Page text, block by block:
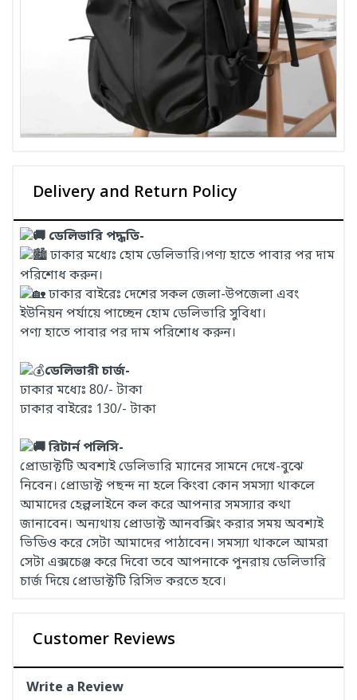
Delivery and Return Policy
ডেলিভারি পদ্ধতি-
ঢাকার মধ্যেঃ হোম ডেলিভারি।পণ্য হাতে পাবার পর দাম
পরিশোধ করুন।
ঢাকার বাইরেঃ দেশের সকল জেলা-উপজেলা এবং
ইউনিয়ন পর্যায়ে পাচ্ছেন হোম ডেলিভারি সুবিধা।
পণ্য হাতে পাবার পর দাম পরিশোধ করুন।
ডেলিভারী চার্জ-
ঢাকার মধ্যেঃ 80/- টাকা
ঢাকার বাইরেঃ 130/- টাকা
রিটার্ন পলিসি-
প্রোডাক্টটি অবশ্যই ডেলিভারি ম্যানের সামনে দেখে-বুঝে
নিবেন। প্রোডাক্ট পছন্দ না হলে কিংবা কোন সমস্যা থাকলে
আমাদের হেল্পলাইনে কল করে আপনার সমস্যার কথা
জানাবেন। অন্যথায় প্রোডাক্ট আনবক্সিং করার সময় অবশ্যই
ভিডিও করে সেটা আমাদের পাঠাবেন। সমস্যা থাকলে আমরা
সেটা এক্সচেঞ্জ করে দিবো তবে আপনাকে পুনরায় ডেলিভারি
চার্জ দিয়ে প্রোডাক্টটি রিসিভ করতে হবে।
Customer Reviews
Write a Review